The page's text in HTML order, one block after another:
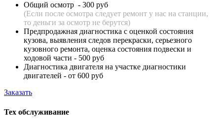
Общий осмотр - 300 руб
(Если после осмотра следует ремонт у нас на станции,
то деньги за осмотр не берутся)
Предпродажная диагностика с оценкой состояния
кузова, выявления следов перекраски, серьезного
кузовного ремонта, оценка состояния подвески и
ходовой части - 500 руб
Диагностика двигателя на участке диагностики
двигателей - от 600 руб
Заказать
Тех обслуживание